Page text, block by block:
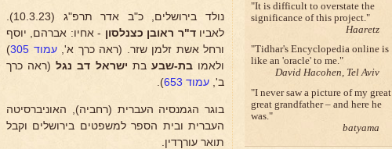
נולד בירושלים, כ"ב אדר תרפ"ג (10.3.23).
לאביו ד"ר ראובן כצנלסון - אחיו: אברהם, יוסף
ורחל אשת זלמן שזר. (ראה כרך א',עמוד 305
)
ולאמובת-שבע בת ישראל דב נגל(ראה כרך
ב', עמוד 653 ).
בוגר הגמנסיה העברית (רחביה), האוניברסיטה
העברית ובית הספר למשפטים בירושלים וקבל
תואר עורךדין.
It is difficult to overstate the
significance of this project.
Haaretz
Tidhar's Encyclopedia online is
like an 'oracle' to me.
David Hacohen, Tel Aviv
I never saw a picture of my great
great grandfather – and here he
was.
batyama